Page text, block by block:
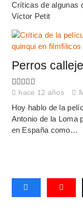
Críticas de algunas
Víctor Petit
Perros
hace 12 años
Hoy hablo de la
Antonio de la Loma
en España como…